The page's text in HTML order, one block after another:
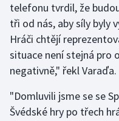
Jezdectví
Judo
Krasobruslení
Lezení
telefonu tvrdil, že
tři od nás, aby síly byly
Hráči chtějí
situace není stejná pro
negativně," řekl Varaďa.
"Domluvili jsme se se
Švédské hry po třech